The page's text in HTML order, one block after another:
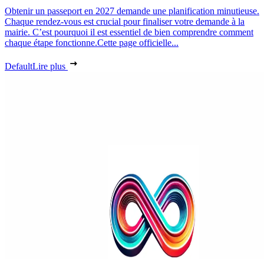
Obtenir un passeport en 2027 demande une planification minutieuse.
Chaque rendez-vous est crucial pour finaliser votre demande à la
mairie. C’est pourquoi il est essentiel de bien comprendre comment
chaque étape fonctionne.Cette page officielle...
DefaultLire plus